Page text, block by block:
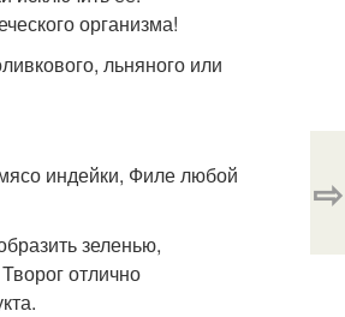
организма!
льняного или
индейки, Филе любой
зеленью,
отлично
⇨